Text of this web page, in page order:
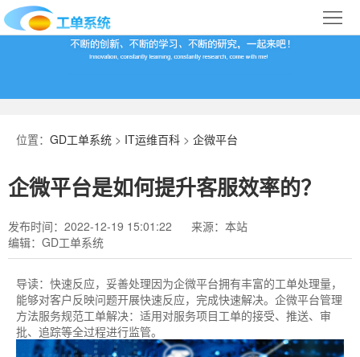
首
百
科
下
载
于
我
行
业
位置： GD工单系统 > IT运维百科 > 企微平台
企微平台是如何提升客服效率的？
发布时间：2022-12-19 15:01:22
来源：本站
编辑：GD工单系统
导读： 快速反应，妥善处理因为企微平台拥有丰富的工单处理量，
能够对客户反映问题开展快速反应，完成快速解决。企微平台管理
方法服务规范工单解决：适用对服务项目工单的接受、推送、审
批、追踪等全过程进行监管。